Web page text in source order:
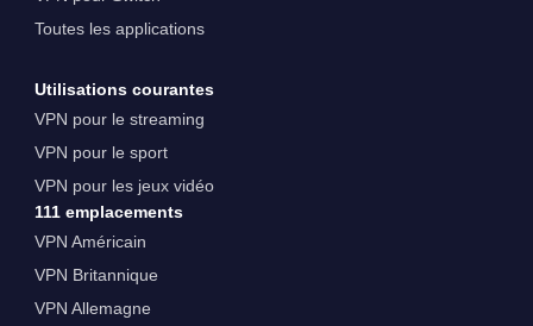
Toutes les applications
Utilisations courantes
VPN pour le streaming
VPN pour le sport
VPN pour les jeux vidéo
111 emplacements
VPN Américain
VPN Britannique
VPN Allemagne